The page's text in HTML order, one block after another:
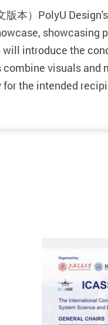
版本）PolyU
showcasing
introduce the
combine visuals and
for the intended